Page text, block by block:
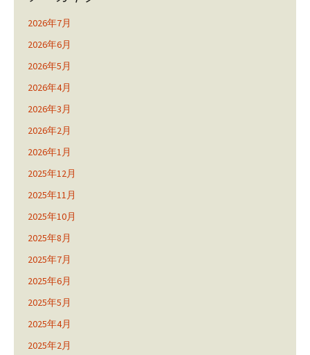
2026年7月
2026年6月
2026年5月
2026年4月
2026年3月
2026年2月
2026年1月
2025年12月
2025年11月
2025年10月
2025年8月
2025年7月
2025年6月
2025年5月
2025年4月
2025年2月